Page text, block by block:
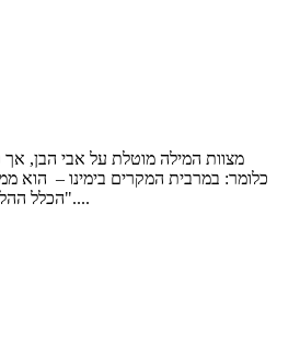
מצוות המילה מוטלת על אבי הבן, אך
כלומר: במרבית המקרים בימינו – הוא
הכלל ההלכתי: "שלוחו של אדם כמותו"....